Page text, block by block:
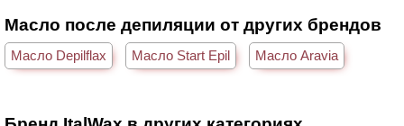
Масло после депиляции от других брендов
Масло Depilflax Масло Start Epil Масло Aravia